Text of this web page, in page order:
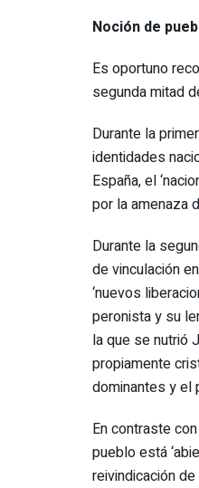
Noción de
Es oportuno
segunda mitad
Durante la
identidades
España, el
por la amenaza
Durante la
de vinculación
‘nuevos
peronista y su
la que se nutrió
propiamente
dominantes y el
En contraste
pueblo está
reivindicación